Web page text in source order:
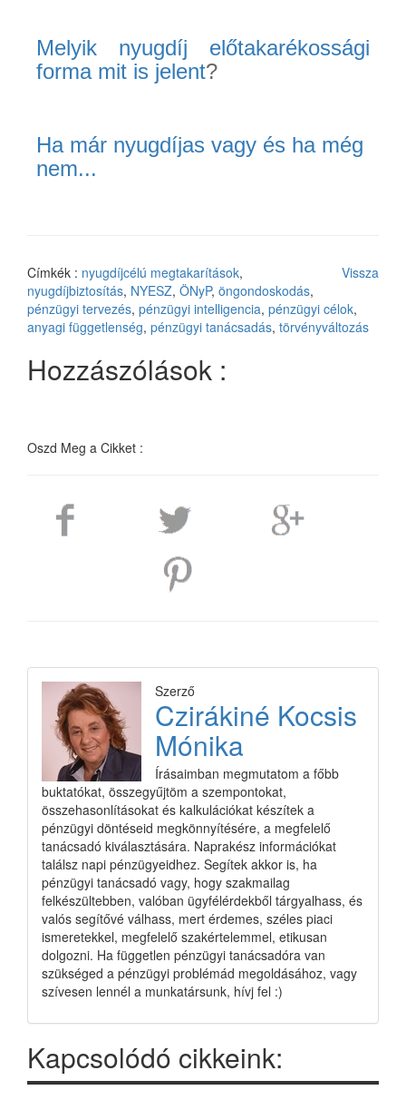
Melyik nyugdíj előtakarékossági
forma mit is jelent?
Ha már nyugdíjas vagy és ha még
nem...
Vissza
Címkék : nyugdíjcélú megtakarítások,
nyugdíjbiztosítás, NYESZ, ÖNyP, öngondoskodás,
pénzügyi tervezés, pénzügyi intelligencia, pénzügyi célok,
anyagi függetlenség, pénzügyi tanácsadás, törvényváltozás
Hozzászólások :
Oszd Meg a Cikket :
Szerző
Czirákiné Kocsis
Mónika
Írásaimban megmutatom a főbb
buktatókat, összegyűjtöm a szempontokat,
összehasonlításokat és kalkulációkat készítek a
pénzügyi döntéseid megkönnyítésére, a megfelelő
tanácsadó kiválasztására. Naprakész információkat
találsz napi pénzügyeidhez. Segítek akkor is, ha
pénzügyi tanácsadó vagy, hogy szakmailag
felkészültebben, valóban ügyfélérdekből tárgyalhass, és
valós segítővé válhass, mert érdemes, széles piaci
ismeretekkel, megfelelő szakértelemmel, etikusan
dolgozni. Ha független pénzügyi tanácsadóra van
szükséged a pénzügyi problémád megoldásához, vagy
szívesen lennél a munkatársunk, hívj fel :)
Kapcsolódó cikkeink: